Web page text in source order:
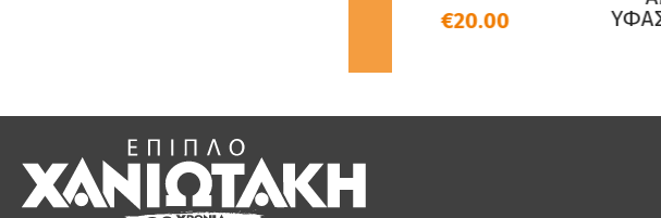
ΥΦΑΣΜΑ ΧΡΩΜΑΤΟΣ ...